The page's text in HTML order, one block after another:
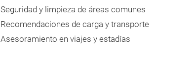
Seguridad y limpieza de áreas comunes
Recomendaciones de carga y transporte
Asesoramiento en viajes y estadías